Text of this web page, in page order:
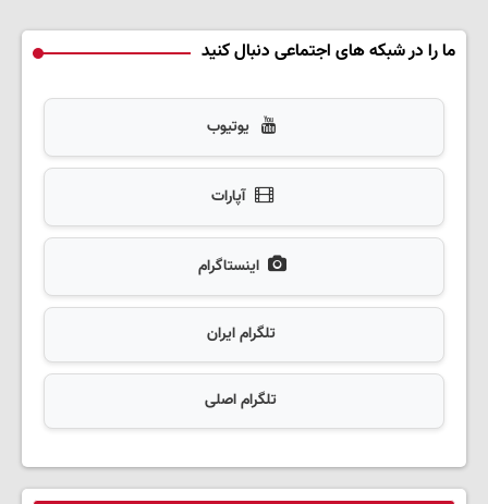
ما را در شبکه های اجتماعی دنبال کنید
یوتیوب
آپارات
اینستاگرام
تلگرام ایران
تلگرام اصلی